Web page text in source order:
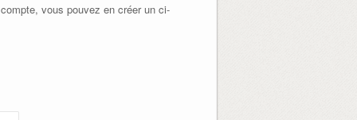
vous pouvez en créer un ci-